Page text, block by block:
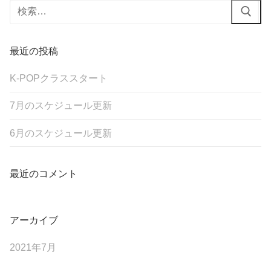
最近の投稿
K-POPクラススタート
7月のスケジュール更新
6月のスケジュール更新
最近のコメント
アーカイブ
2021年7月